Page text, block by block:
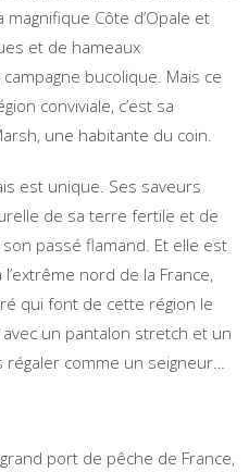
Côte d’Opale et
et de hameaux
bucolique. Mais ce
conviviale, c’est sa
une habitante du coin.
est unique. Ses saveurs
de sa terre fertile et de
passé flamand. Et elle est
nord de la France,
qui font de cette région le
un pantalon stretch et un
comme un seigneur…
port de pêche de France,